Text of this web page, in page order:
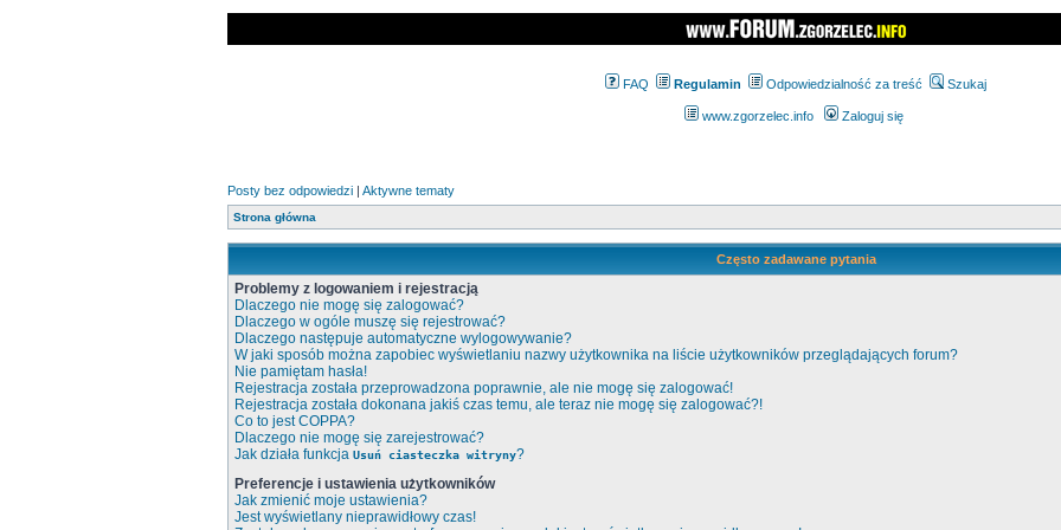
FAQ Regulamin Odpowiedzialność za treść Szukaj
www.zgorzelec.info Zaloguj się
Posty bez odpowiedzi | Aktywne tematy
Strona główna
Często zadawane pytania
Problemy z logowaniem i rejestracją
Dlaczego nie mogę się zalogować?
Dlaczego w ogóle muszę się rejestrować?
Dlaczego następuje automatyczne wylogowywanie?
W jaki sposób można zapobiec wyświetlaniu nazwy użytkownika na liście użytkowników przeglądających forum?
Nie pamiętam hasła!
Rejestracja została przeprowadzona poprawnie, ale nie mogę się zalogować!
Rejestracja została dokonana jakiś czas temu, ale teraz nie mogę się zalogować?!
Co to jest COPPA?
Dlaczego nie mogę się zarejestrować?
Jak działa funkcja Usuń ciasteczka witryny?
Preferencje i ustawienia użytkowników
Jak zmienić moje ustawienia?
Jest wyświetlany nieprawidłowy czas!